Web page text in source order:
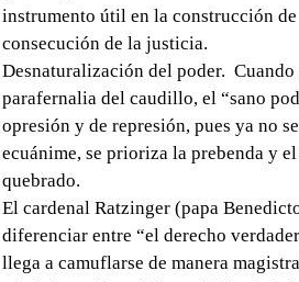
instrumento útil en la construcción
consecución de la justicia.
Desnaturalización del poder.
parafernalia del caudillo, el “sano
opresión y de represión, pues ya no
ecuánime, se prioriza la prebenda y
quebrado.
El cardenal Ratzinger (papa
diferenciar entre “el derecho
llega a camuflarse de manera